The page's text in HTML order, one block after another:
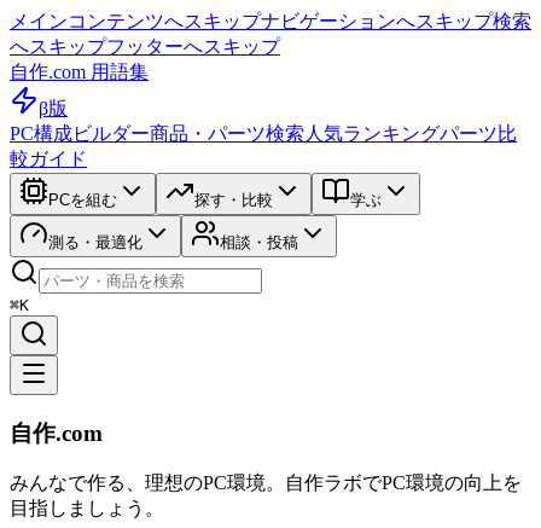
メインコンテンツへスキップナビゲーションへスキップ検索
へスキップフッターへスキップ
自作.com 用語集
β版
PC構成ビルダー商品・パーツ検索 人気ランキングパーツ比
較ガイド
PCを組む 探す・比較 学ぶ
測る・最適化 相談・投稿
⌘K
自作.com
みんなで作る、理想のPC環境。 自作ラボでPC環境の向上を
目指しましょう。